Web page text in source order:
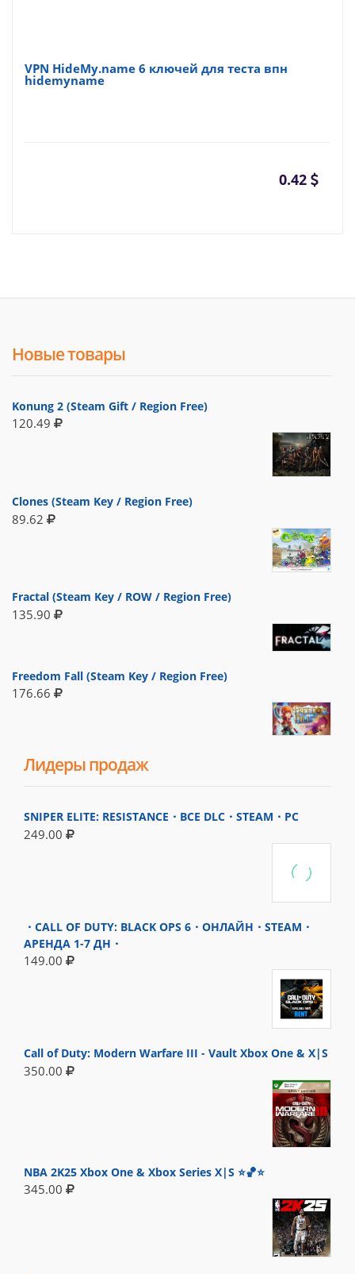
VPN HideMy.name 6 ключей для теста впн
hidemyname
0.42
Новые товары
Konung 2 (Steam Gift / Region Free)
120.49
Clones (Steam Key / Region Free)
89.62
Fractal (Steam Key / ROW / Region Free)
135.90
Freedom Fall (Steam Key / Region Free)
176.66
Лидеры продаж
SNIPER ELITE: RESISTANCE・ВСЕ DLC・STEAM・PC
249.00
・CALL OF DUTY: BLACK OPS 6・ОНЛАЙН・STEAM・
АРЕНДА 1-7 ДН・
149.00
Call of Duty: Modern Warfare III - Vault Xbox One & X|S
350.00
NBA 2K25 Xbox One & Xbox Series X|S ⭐🏀⭐
345.00